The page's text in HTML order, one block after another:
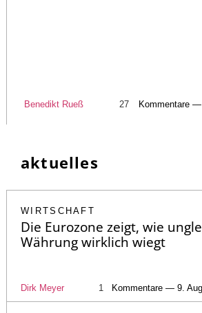
Benedikt Rueß 27 Kommentare
aktuelles
WIRTSCHAFT
Die Eurozone zeigt, wie
Währung wirklich wiegt
Dirk Meyer 1 Kommentare — 9.